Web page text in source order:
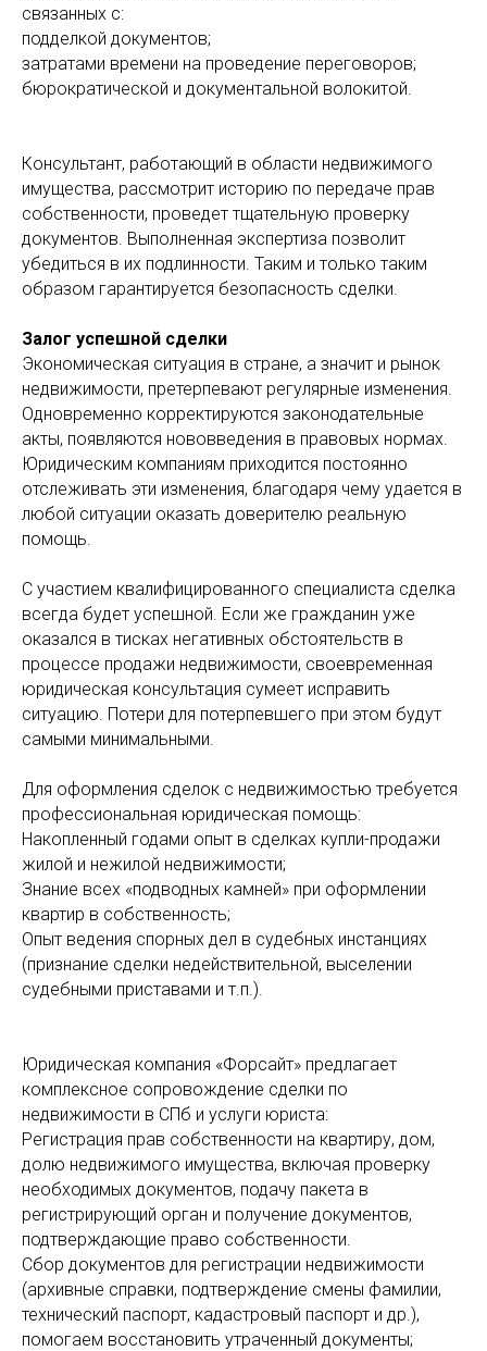
связанных с:
подделкой документов;
затратами времени на проведение переговоров;
бюрократической и документальной волокитой.
Консультант, работающий в области недвижимого
имущества, рассмотрит историю по передаче прав
собственности, проведет тщательную проверку
документов. Выполненная экспертиза позволит
убедиться в их подлинности. Таким и только таким
образом гарантируется безопасность сделки.
Залог успешной сделки
Экономическая ситуация в стране, а значит и рынок
недвижимости, претерпевают регулярные изменения.
Одновременно корректируются законодательные
акты, появляются нововведения в правовых нормах.
Юридическим компаниям приходится постоянно
отслеживать эти изменения, благодаря чему удается в
любой ситуации оказать доверителю реальную
помощь.
С участием квалифицированного специалиста сделка
всегда будет успешной. Если же гражданин уже
оказался в тисках негативных обстоятельств в
процессе продажи недвижимости, своевременная
юридическая консультация сумеет исправить
ситуацию. Потери для потерпевшего при этом будут
самыми минимальными.
Для оформления сделок с недвижимостью требуется
профессиональная юридическая помощь:
Накопленный годами опыт в сделках купли-продажи
жилой и нежилой недвижимости;
Знание всех «подводных камней» при оформлении
квартир в собственность;
Опыт ведения спорных дел в судебных инстанциях
(признание сделки недействительной, выселении
судебными приставами и т.п.).
Юридическая компания «Форсайт» предлагает
комплексное сопровождение сделки по
недвижимости в СПб и услуги юриста:
Регистрация прав собственности на квартиру, дом,
долю недвижимого имущества, включая проверку
необходимых документов, подачу пакета в
регистрирующий орган и получение документов,
подтверждающие право собственности.
Сбор документов для регистрации недвижимости
(архивные справки, подтверждение смены фамилии,
технический паспорт, кадастровый паспорт и др.),
помогаем восстановить утраченный документы;